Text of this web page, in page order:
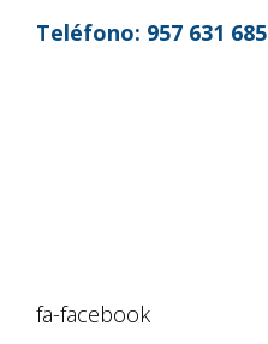
Teléfono: 957 631 685
fa-facebook